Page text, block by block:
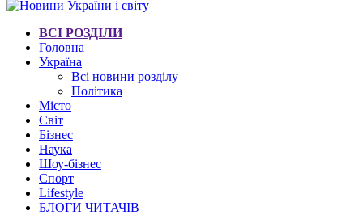
ВСІ РОЗДІЛИ
Головна
Україна
Всі новини розділу
Політика
Місто
Світ
Бізнес
Наука
Шоу-бізнес
Спорт
Lifestyle
БЛОГИ ЧИТАЧІВ